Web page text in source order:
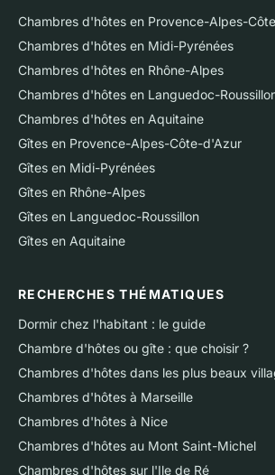
Chambres d'hôtes en Provence-Alpes-
Chambres d'hôtes en Midi-Pyrénées
Chambres d'hôtes en Rhône-Alpes
Chambres d'hôtes en Languedoc-
Chambres d'hôtes en Aquitaine
Gîtes en Provence-Alpes-Côte-d'Azur
Gîtes en Midi-Pyrénées
Gîtes en Rhône-Alpes
Gîtes en Languedoc-Roussillon
Gîtes en Aquitaine
RECHERCHES THÉMATIQUES
Dormir chez l'habitant : le guide
Chambre d'hôtes ou gîte : que choisir ?
Chambres d'hôtes dans les plus beaux
Chambres d'hôtes à Marseille
Chambres d'hôtes à Nice
Chambres d'hôtes au Mont Saint-Michel
Chambres d'hôtes sur l'Ile de Ré